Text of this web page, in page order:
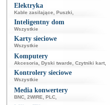
Elektryka
Kable zasilające Puszki
Inteligentny dom
Wszystkie
Karty sieciowe
Wszystkie
Komputery
Akcesoria Dyski twarde Czytniki kart
Kontrolery sieciowe
Wszystkie
Media konwertery
BNC 2WIRE PLC